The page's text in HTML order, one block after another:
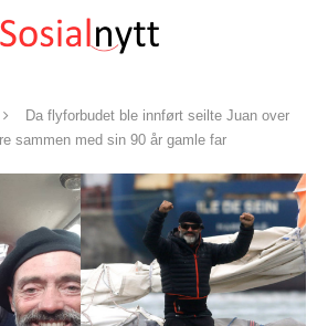
Da flyforbudet ble innført seilte Juan over
sammen med sin 90 år gamle far